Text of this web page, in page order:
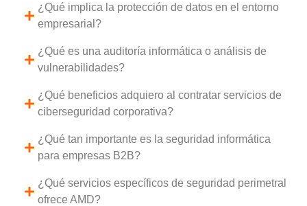
¿Qué implica la protección de datos en el entorno
empresarial?
¿Qué es una auditoría informática o análisis de
vulnerabilidades?
¿Qué beneficios adquiero al contratar servicios de
ciberseguridad corporativa?
¿Qué tan importante es la seguridad informática
para empresas B2B?
¿Qué servicios específicos de seguridad perimetral
ofrece AMD?